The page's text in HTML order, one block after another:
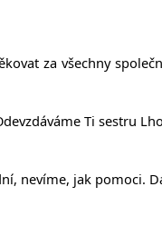
za všechny
Ti sestru
nevíme, jak pomoci.